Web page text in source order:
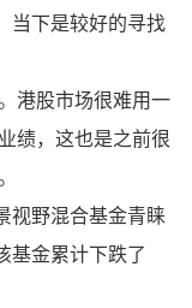
当下是较好的寻找
港股市场很难用一
绩，这也是之前很
视野混合基金青睐
基金累计下跌了